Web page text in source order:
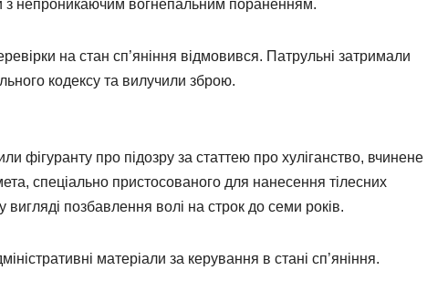
з непроникаючим вогнепальним пораненням.
на стан сп’яніння відмовився. Патрульні затримали
кодексу та вилучили зброю.
фігуранту про підозру за статтею про хуліганство, вчинене
спеціально пристосованого для нанесення тілесних
позбавлення волі на строк до семи років.
матеріали за керування в стані сп’яніння.